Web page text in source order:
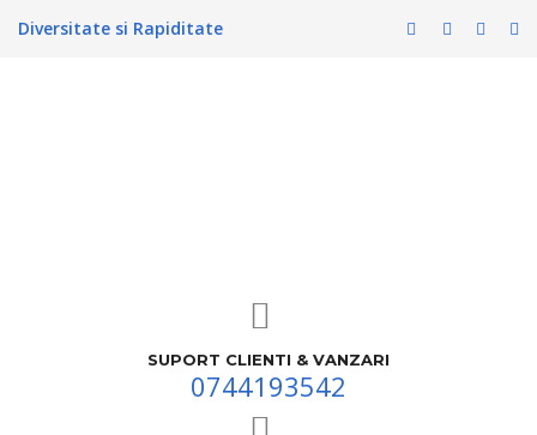
Diversitate si Rapiditate
SUPORT CLIENTI & VANZARI
0744193542